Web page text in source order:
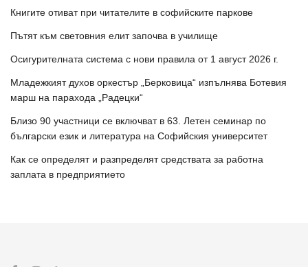
Книгите отиват при читателите в софийските паркове
Пътят към световния елит започва в училище
Осигурителната система с нови правила от 1 август 2026 г.
Младежкият духов оркестър „Берковица“ изпълнява Ботевия
марш на парахода „Радецки“
Близо 90 участници се включват в 63. Летен семинар по
български език и литература на Софийския университет
Как се определят и разпределят средствата за работна
заплата в предприятието